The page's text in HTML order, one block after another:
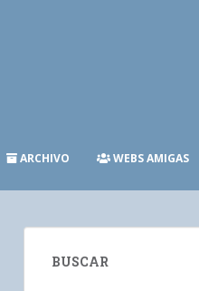
ARCHIVO WEBS AMIGAS
BUSCAR